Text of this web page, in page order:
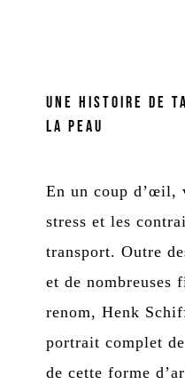
Une histoire de
la peau
En un coup d’œil,
stress et les
transport. Outre
et de nombreuses
renom, Henk
portrait complet
de cette forme